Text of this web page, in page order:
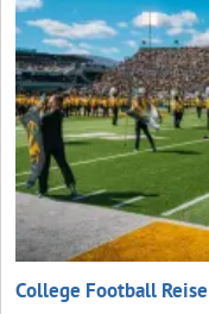
College Football